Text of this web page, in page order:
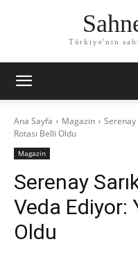
Türkiye'nin
Ana Sayfa Magazin
Serenay
Rotası Belli Oldu
Magazin
Serenay
Veda Ediyor:
Oldu